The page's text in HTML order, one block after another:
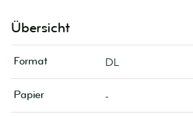
Übersicht
Format DL
Papier -